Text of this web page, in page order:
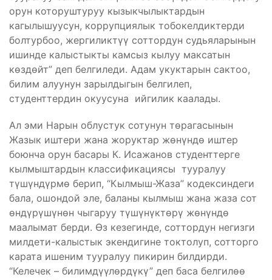
орун которуштуруу кызыкчылыктардын
кагылышуусун, коррупциялык тобокелдиктерди
болтурбоо, жергиликтүү соттордун судьяларынын
ишинде калыстыкты камсыз кылуу максатын
көздөйт” деп белгиледи. Адам укуктарын сактоо,
билим алуунун зарылдыгын белгилеп,
студенттердин окуусуна ийгилик каалады.
Ал эми Нарын облустук сотунун төрагасынын
Жазык иштери жана жоруктар жөнүндө иштер
боюнча орун басары К. Исажанов студенттерге
кылмыштардын классификациясы тууралуу
түшүндүрмө берип, “Кылмыш-Жаза” кодексиндеги
бала, ошондой эле, баланы кылмыш жана жаза сот
өндүрүшүнөн чыгаруу түшүнүктөрү жөнүндө
маалымат берди. Өз кезегинде, соттордун негизги
милдети-калыстык экендигине токтолуп, сотторго
карата ишеним тууралуу пикирин билдирди.
“Келечек – билимдүүлөрдүкү” деп баса белгилөө